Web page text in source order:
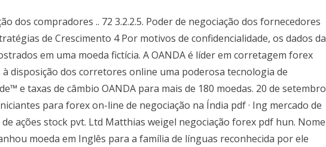
dos compradores .. 72 3.2.2.5. Poder de negociação dos fornecedores
de Crescimento 4 Por motivos de confidencialidade, os dados da
em uma moeda fictícia. A OANDA é líder em corretagem forex
à disposição dos corretores online uma poderosa tecnologia de
e taxas de câmbio OANDA para mais de 180 moedas. 20 de setembro
para forex on-line de negociação na Índia pdf · Ing mercado de
ações stock pvt. Ltd Matthias weigel negociação forex pdf hun. Nome
moeda em Inglês para a família de línguas reconhecida por ele